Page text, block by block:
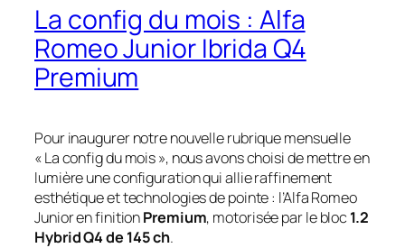
La config du mois : Alfa
Romeo Junior Ibrida Q4
Premium
Pour inaugurer notre nouvelle rubrique mensuelle
« La config du mois », nous avons choisi de mettre en
lumière une configuration qui allie raffinement
esthétique et technologies de pointe : l’Alfa Romeo
Junior en finitionPremium, motorisée par le bloc 1.2
Hybrid Q4 de 145 ch.